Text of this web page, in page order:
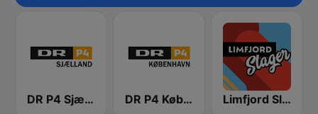
DR P4 Sjælland DR P4 København Limfjord Slager